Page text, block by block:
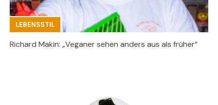
LEBENSSTIL
Richard Makin: „Veganer sehen anders aus als früher“